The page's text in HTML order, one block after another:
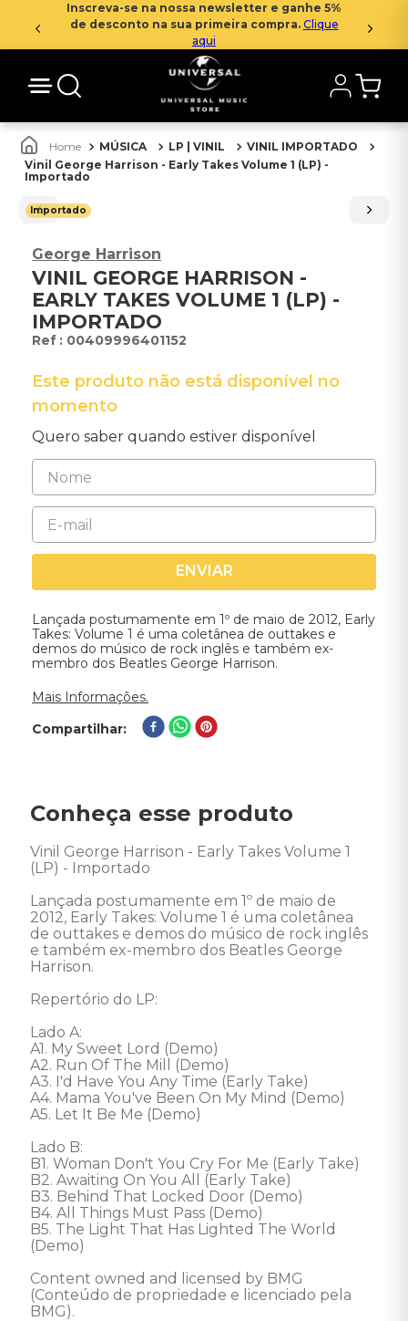
Inscreva-se na nossa newsletter e ganhe 5%
de desconto na sua primeira compra. Clique
aqui
MÚSICA LP | VINIL
VINIL IMPORTADO
Vinil George Harrison - Early Takes Volume 1 (LP) -
Importado
Importado
George Harrison
VINIL GEORGE HARRISON -
EARLY TAKES VOLUME 1 (LP) -
IMPORTADO
: 00409996401152
Este produto não está disponível no
momento
Quero saber quando estiver disponível
ENVIAR
Lançada postumamente em 1º de maio de 2012, Early
Takes: Volume 1 é uma coletânea de outtakes e
demos do músico de rock inglês e também ex-
membro dos Beatles George Harrison.
Mais Informações.
Compartilhar
Conheça esse produto
Vinil George Harrison - Early Takes Volume 1
(LP) - Importado
Lançada postumamente em 1º de maio de
2012, Early Takes: Volume 1 é uma coletânea
de outtakes e demos do músico de rock inglês
e também ex-membro dos Beatles George
Harrison.
Repertório do LP:
Lado A:
A1. My Sweet Lord (Demo)
A2. Run Of The Mill (Demo)
A3. I'd Have You Any Time (Early Take)
A4. Mama You've Been On My Mind (Demo)
A5. Let It Be Me (Demo)
Lado B:
B1. Woman Don't You Cry For Me (Early Take)
B2. Awaiting On You All (Early Take)
B3. Behind That Locked Door (Demo)
B4. All Things Must Pass (Demo)
B5. The Light That Has Lighted The World
(Demo)
Content owned and licensed by BMG
(Conteúdo de propriedade e licenciado pela
BMG).